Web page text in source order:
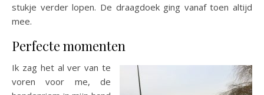
stukje verder lopen. De draagdoek ging vanaf toen altijd
mee.
Perfecte momenten
Ik zag het al ver van te
voren voor me, de